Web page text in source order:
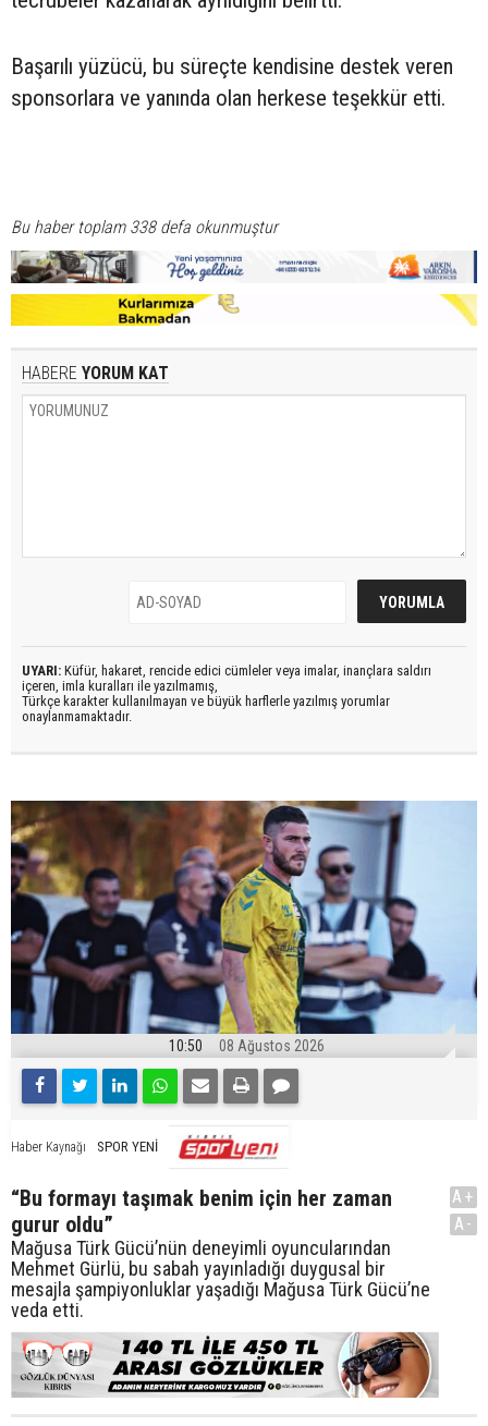
Başarılı yüzücü, bu süreçte kendisine destek veren
sponsorlara ve yanında olan herkese teşekkür etti.
Bu haber toplam 338 defa okunmuştur
HABERE YORUM KAT
UYARI: Küfür, hakaret, rencide edici cümleler veya imalar, inançlara saldırı
içeren, imla kuralları ile yazılmamış,
Türkçe karakter kullanılmayan ve büyük harflerle yazılmış yorumlar
onaylanmamaktadır.
10:50 08 Ağustos 2026
Haber Kaynağı SPOR YENİ
“Bu formayı taşımak benim için her zaman
gurur oldu”
Mağusa Türk Gücü’nün deneyimli oyuncularından
Mehmet Gürlü, bu sabah yayınladığı duygusal bir
mesajla şampiyonluklar yaşadığı Mağusa Türk Gücü’ne
veda etti.
A+
A-